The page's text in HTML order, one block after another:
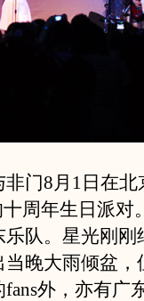
门8月1日在北
周年生日派对
队。星光刚刚
晚大雨倾盆，
外，亦有广